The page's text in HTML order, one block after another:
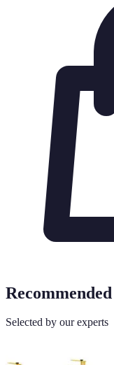
Selected by our experts